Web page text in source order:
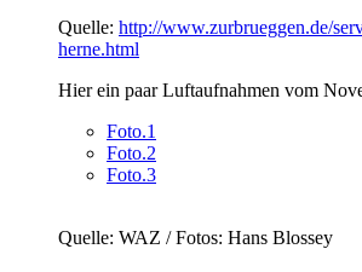
Quelle: http://www.zurbrueggen.de/
herne.html
Hier ein paar Luftaufnahmen vom
Foto.1
Foto.2
Foto.3
Quelle: WAZ / Fotos: Hans Blossey